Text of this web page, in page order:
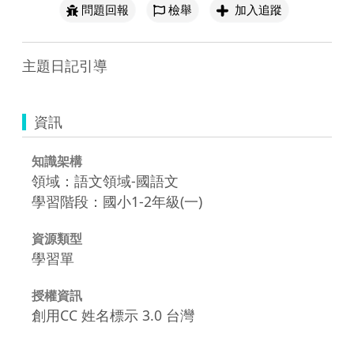
問題回報
檢舉 加入追蹤
主題日記引導
資訊
知識架構
領域：語文領域-國語文
學習階段：國小1-2年級(一)
資源類型
學習單
授權資訊
創用CC 姓名標示 3.0 台灣